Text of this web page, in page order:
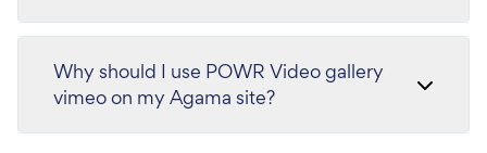
Why should I use POWR Video gallery
vimeo on my Agama site?